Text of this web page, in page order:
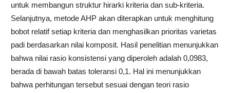
untuk membangun struktur hirarki kriteria dan sub-kriteria.
Selanjutnya, metode AHP akan diterapkan untuk menghitung
bobot relatif setiap kriteria dan menghasilkan prioritas varietas
padi berdasarkan nilai komposit. Hasil penelitian menunjukkan
bahwa nilai rasio konsistensi yang diperoleh adalah 0,0983,
berada di bawah batas toleransi 0,1. Hal ini menunjukkan
bahwa perhitungan tersebut sesuai dengan teori rasio